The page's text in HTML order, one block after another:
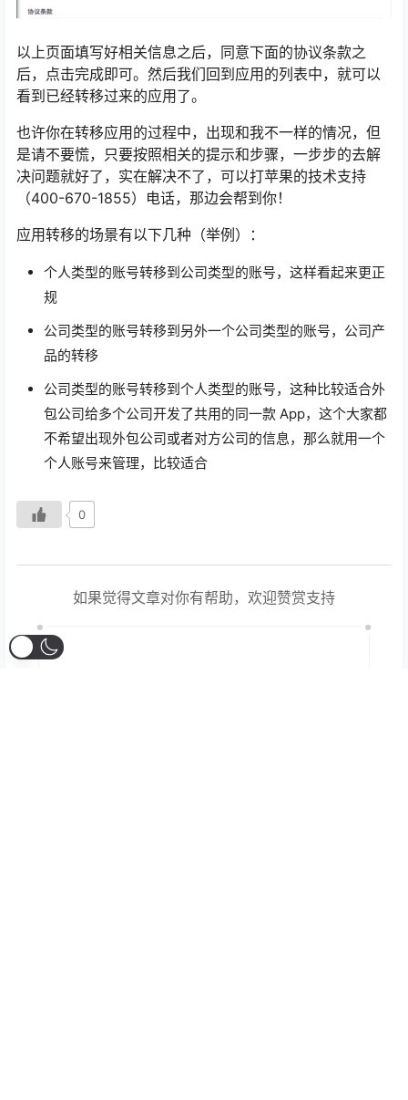
以上页面填写好相关信息之后，同意下面的协议条款之
后，点击完成即可。然后我们回到应用的列表中，就可以
看到已经转移过来的应用了。
也许你在转移应用的过程中，出现和我不一样的情况，但
是请不要慌，只要按照相关的提示和步骤，一步步的去解
决问题就好了，实在解决不了，可以打苹果的技术支持
（400-670-1855）电话，那边会帮到你！
应用转移的场景有以下几种（举例）：
个人类型的账号转移到公司类型的账号，这样看起来更正
规
公司类型的账号转移到另外一个公司类型的账号，公司产
品的转移
公司类型的账号转移到个人类型的账号，这种比较适合外
包公司给多个公司开发了共用的同一款 App，这个大家都
不希望出现外包公司或者对方公司的信息，那么就用一个
个人账号来管理，比较适合
0
如果觉得文章对你有帮助，欢迎赞赏支持